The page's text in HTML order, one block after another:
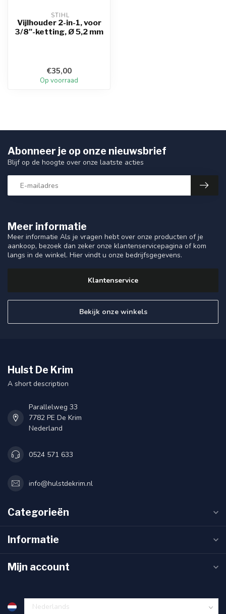
STIHL
Vijlhouder 2-in-1, voor
3/8"-ketting, Ø 5,2 mm
€35,00
Op voorraad
Meer informatie
Meer informatie Als je vragen hebt over onze producten of je
aankoop, bezoek dan zeker onze klantenservicepagina of kom
langs in de winkel. Hier vindt u onze bedrijfsgegevens.
Klantenservice
Bekijk onze winkels
Abonneer je op onze nieuwsbrief
Blijf op de hoogte over onze laatste acties
Hulst De Krim
A short description
Parallelweg 33
7782 PE De Krim
Nederland
0524 571 633
info@hulstdekrim.nl
Categorieën
Informatie
Mijn account